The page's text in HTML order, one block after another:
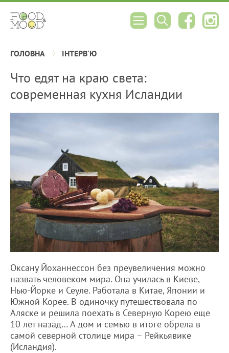
ГОЛОВНА ІНТЕРВ'Ю
Что едят на краю света:
современная кухня Исландии
Оксану Йоханнессон без преувеличения можно
назвать человеком мира. Она училась в Киеве,
Нью-Йорке и Сеуле. Работала в Китае, Японии и
Южной Корее. В одиночку путешествовала по
Аляске и решила поехать в Северную Корею еще
10 лет назад… А дом и семью в итоге обрела в
самой северной столице мира – Рейкьявике
(Исландия).